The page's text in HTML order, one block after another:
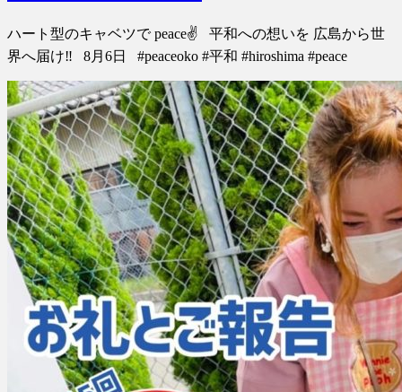
ハート型のキャベツで peace✌️ 平和への想いを 広島から世
界へ届け‼️ 8月6日 #peaceoko #平和 #hiroshima #peace